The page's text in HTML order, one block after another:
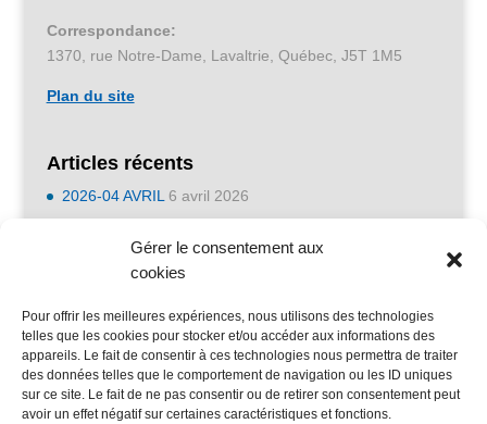
Gérer le consentement aux
cookies
Pour offrir les meilleures expériences, nous utilisons des technologies
telles que les cookies pour stocker et/ou accéder aux informations des
appareils. Le fait de consentir à ces technologies nous permettra de traiter
des données telles que le comportement de navigation ou les ID uniques
sur ce site. Le fait de ne pas consentir ou de retirer son consentement peut
avoir un effet négatif sur certaines caractéristiques et fonctions.
Correspondance:
1370, rue Notre-Dame, Lavaltrie, Québec, J5T 1M5
Plan du site
Articles récents
2026-04 AVRIL 6 avril 2026
2023-04 AVRIL 1 avril 2023
2023-03 MARS 28 février 2023
2023-02 FÉVRIER 31 janvier 2023